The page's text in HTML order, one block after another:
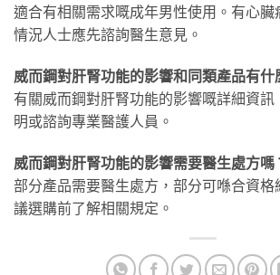
適合有相關需求嘅成年男性使用。有心臟
情況人士應先諮詢醫生意見。
威而鋼對肝腎功能的影響和同類產品有什
有關威而鋼對肝腎功能的影響嘅詳細資
明或諮詢專業醫護人員。
威而鋼對肝腎功能的影響需要醫生處方嗎
部分產品需要醫生處方，部分可喺合資格
議選購前了解相關規定。